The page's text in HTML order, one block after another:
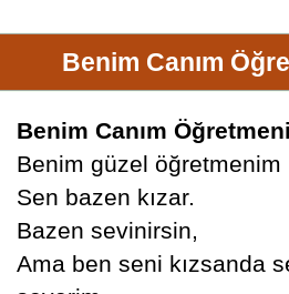
Benim Canım
Benim Canım
Benim güzel öğretmenim
Sen bazen kızar.
Bazen sevinirsin,
Ama ben seni kızsanda